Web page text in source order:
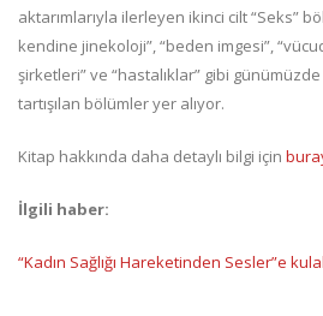
aktarımlarıyla ilerleyen ikinci cilt “Seks”
kendine jinekoloji”, “beden imgesi”,
şirketleri” ve “hastalıklar” gibi
tartışılan bölümler yer alıyor.
Kitap hakkında daha detaylı bilgi için
İlgili haber:
“Kadın Sağlığı Hareketinden Sesler”e